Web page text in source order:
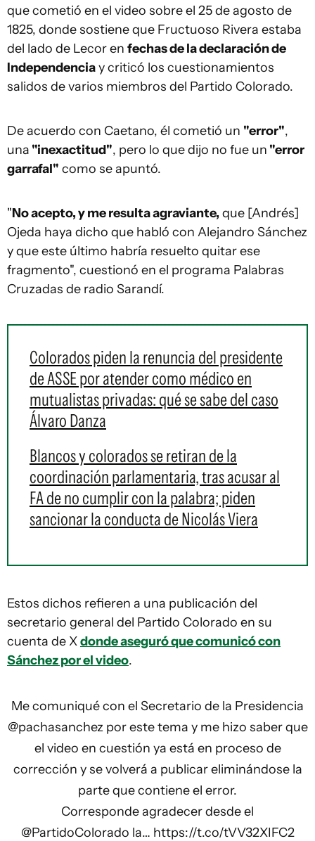
que cometió en el video sobre el 25 de agosto de
1825, donde sostiene que Fructuoso Rivera estaba
del lado de Lecor en fechas de la declaración de
Independenciay criticó los cuestionamientos
salidos de varios miembros del Partido Colorado.
De acuerdo con Caetano, él cometió un "error",
una "inexactitud", pero lo que dijo no fue un "error
garrafal" como se apuntó.
"No acepto, y me resulta agraviante, que [Andrés]
Ojeda haya dicho que habló con Alejandro Sánchez
y que este último habría resuelto quitar ese
fragmento", cuestionó en el programa Palabras
Cruzadas de radio Sarandí.
Colorados piden la renuncia del presidente
de ASSE por atender como médico en
mutualistas privadas: qué se sabe del caso
Álvaro Danza
Blancos y colorados se retiran de la
coordinación parlamentaria, tras acusar al
FA de no cumplir con la palabra; piden
sancionar la conducta de Nicolás Viera
Estos dichos refieren a una publicación del
secretario general del Partido Colorado en su
cuenta de Xdonde aseguró que comunicó con
Sánchez por el video.
Me comuniqué con el Secretario de la Presidencia
@pachasanchez por este tema y me hizo saber que
el video en cuestión ya está en proceso de
corrección y se volverá a publicar eliminándose la
parte que contiene el error.
Corresponde agradecer desde el
@PartidoColorado la… https://t.co/tVV32XIFC2